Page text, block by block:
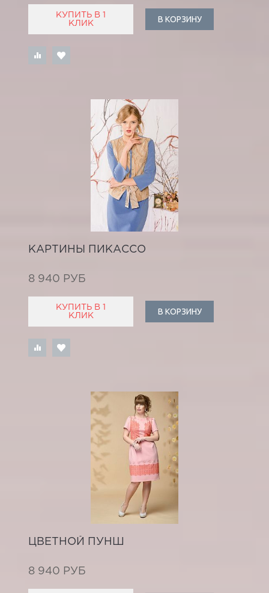
КУПИТЬ В 1
КЛИК
В КОРЗИНУ
КАРТИНЫ ПИКАССО
8 940 РУБ
КУПИТЬ В 1
КЛИК
В КОРЗИНУ
ЦВЕТНОЙ ПУНШ
8 940 РУБ